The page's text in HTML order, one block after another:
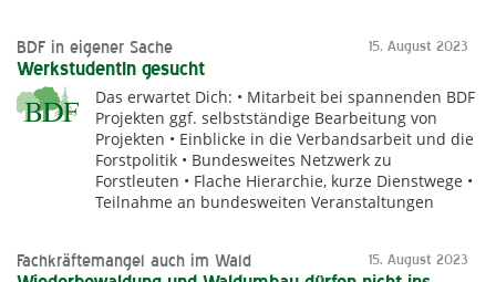
15. August 2023
BDF in eigener Sache
WerkstudentIn gesucht
Das erwartet Dich: • Mitarbeit bei spannenden BDF
Projekten ggf. selbstständige Bearbeitung von
Projekten • Einblicke in die Verbandsarbeit und die
Forstpolitik • Bundesweites Netzwerk zu
Forstleuten • Flache Hierarchie, kurze Dienstwege •
Teilnahme an bundesweiten Veranstaltungen
15. August 2023
Fachkräftemangel auch im Wald